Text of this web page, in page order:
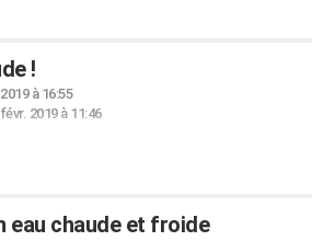
!
à 16:55
2019 à 11:46
eau chaude et froide